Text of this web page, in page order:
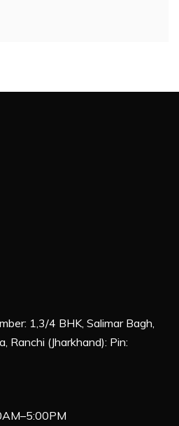
1,3/4 BHK, Salimar Bagh,
Ranchi (Jharkhand): Pin: